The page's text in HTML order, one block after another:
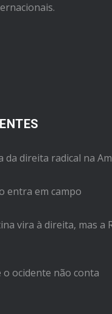
da direita radical na
entra em campo
vira à direita, mas a
o ocidente não conta